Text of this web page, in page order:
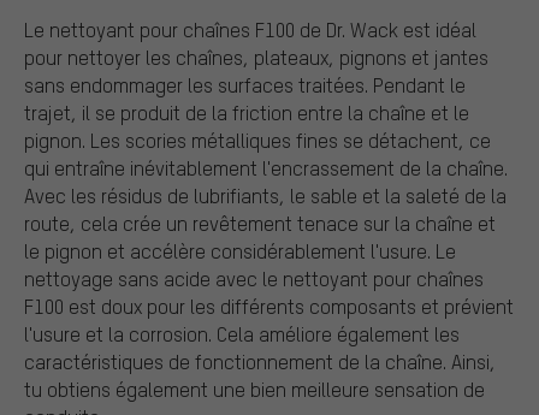
Le nettoyant pour chaînes F100 de Dr. Wack est idéal
pour nettoyer les chaînes, plateaux, pignons et jantes
sans endommager les surfaces traitées. Pendant le
trajet, il se produit de la friction entre la chaîne et le
pignon. Les scories métalliques fines se détachent, ce
qui entraîne inévitablement l'encrassement de la chaîne.
Avec les résidus de lubrifiants, le sable et la saleté de la
route, cela crée un revêtement tenace sur la chaîne et
le pignon et accélère considérablement l'usure. Le
nettoyage sans acide avec le nettoyant pour chaînes
F100 est doux pour les différents composants et prévient
l'usure et la corrosion. Cela améliore également les
caractéristiques de fonctionnement de la chaîne. Ainsi,
tu obtiens également une bien meilleure sensation de